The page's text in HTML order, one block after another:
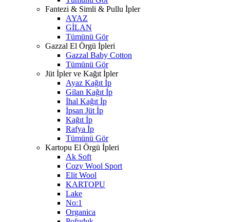
Fantezi & Simli & Pullu İpler
AYAZ
GİLAN
Tümünü Gör
Gazzal El Örgü İpleri
Gazzal Baby Cotton
Tümünü Gör
Jüt İpler ve Kağıt İpler
Ayaz Kağıt İp
Gilan Kağıt İp
İhal Kağıt İp
İpsan Jüt İp
Kağıt İp
Rafya İp
Tümünü Gör
Kartopu El Örgü İpleri
Ak Soft
Cozy Wool Sport
Elit Wool
KARTOPU
Lake
No:1
Organica